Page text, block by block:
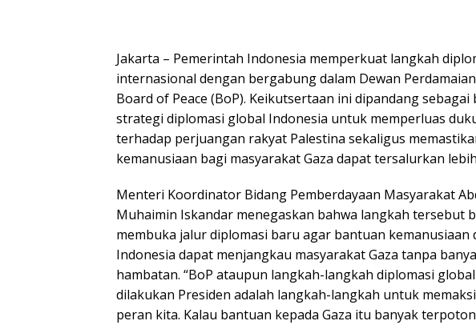
Jakarta – Pemerintah Indonesia memperkuat langkah
internasional dengan bergabung dalam Dewan
Board of Peace (BoP). Keikutsertaan ini dipandang sebagai
strategi diplomasi global Indonesia untuk memperluas
terhadap perjuangan rakyat Palestina sekaligus
kemanusiaan bagi masyarakat Gaza dapat tersalurkan
Menteri Koordinator Bidang Pemberdayaan Masyarakat
Muhaimin Iskandar menegaskan bahwa langkah tersebut
membuka jalur diplomasi baru agar bantuan kemanusiaan
Indonesia dapat menjangkau masyarakat Gaza tanpa
hambatan. “BoP ataupun langkah-langkah diplomasi
dilakukan Presiden adalah langkah-langkah untuk
peran kita. Kalau bantuan kepada Gaza itu banyak